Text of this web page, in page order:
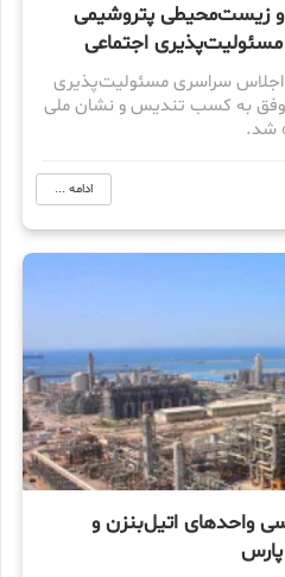
و زیست‌محیطی پتروشیمی
اجتماعی
اجلاس سراسری مسئولیت‌پذیری
به کسب تندیس و نشان ملی
شد.
ادامه ...
واحدهای اتیل‌بنزن و